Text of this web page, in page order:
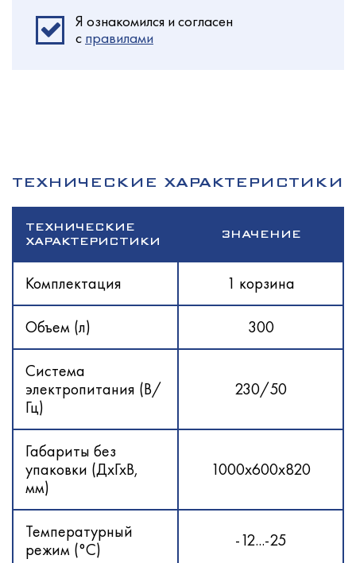
Я ознакомился и согласен
c правилами
ТЕХНИЧЕСКИЕ ХАРАКТЕРИСТИКИ
ТЕХНИЧЕСКИЕ
ХАРАКТЕРИСТИКИ
ЗНАЧЕНИЕ
Комплектация 1 корзина
Объем (л) 300
Система
электропитания (В/
Гц)
230/50
Габариты без
упаковки (ДхГхВ,
мм)
1000x600x820
Температурный
режим (°С)
-12...-25